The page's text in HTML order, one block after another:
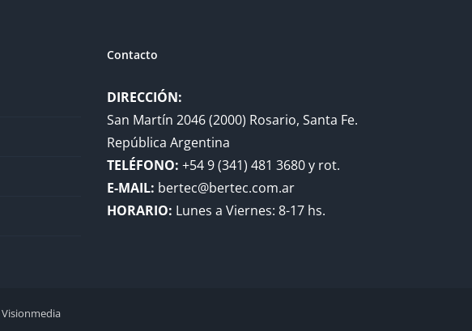
Contacto
DIRECCIÓN:
San Martín 2046 (2000) Rosario, Santa Fe.
República Argentina
TELÉFONO: +54 9 (341) 481 3680 y rot.
E-MAIL: bertec@bertec.com.ar
HORARIO: Lunes a Viernes: 8-17 hs.
Visionmedia